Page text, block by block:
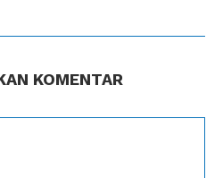
KOMENTAR